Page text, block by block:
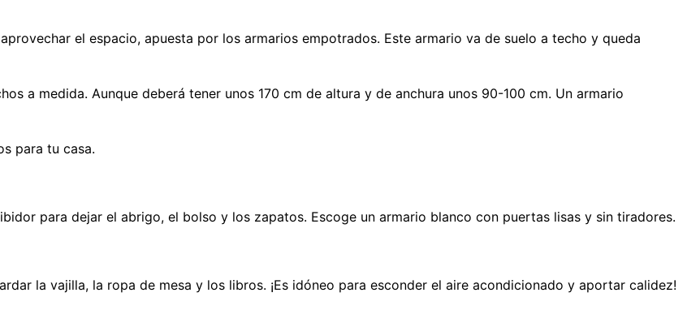
el espacio, apuesta por los armarios empotrados. Este armario va de suelo a techo y queda
a medida. Aunque deberá tener unos 170 cm de altura y de anchura unos 90-100 cm. Un armario
para tu casa.
para dejar el abrigo, el bolso y los zapatos. Escoge un armario blanco con puertas lisas y sin tiradores.
la vajilla, la ropa de mesa y los libros. ¡Es idóneo para esconder el aire acondicionado y aportar calidez!